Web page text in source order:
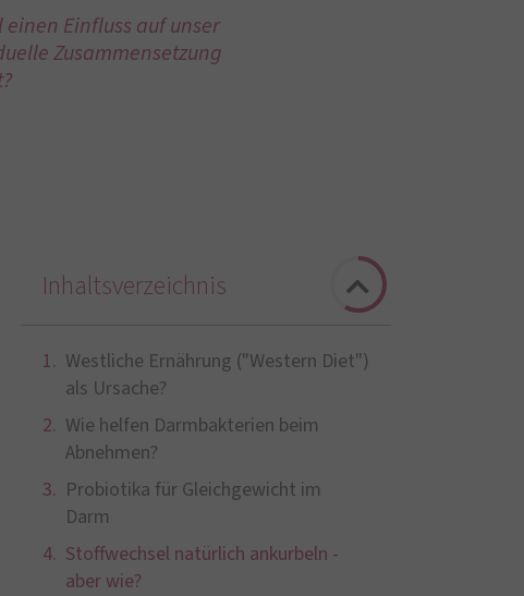
Einfluss auf unser
Zusammensetzung
Inhaltsverzeichnis
Westliche Ernährung ("Western Diet")
als Ursache?
Wie helfen Darmbakterien beim
Abnehmen?
Probiotika für Gleichgewicht im
Darm
Stoffwechsel natürlich ankurbeln -
aber wie?